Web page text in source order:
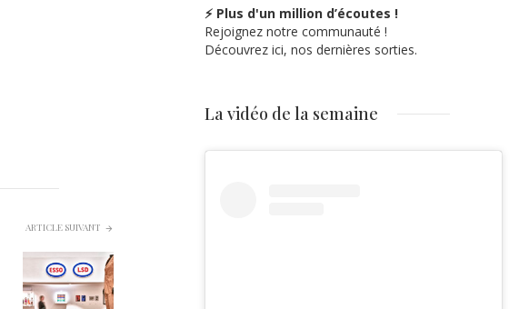
ARTICLE SUIVANT
⚡ Plus d'un million d’écoutes !
Rejoignez notre communauté !
Découvrez ici, nos dernières sorties.
La vidéo de la semaine